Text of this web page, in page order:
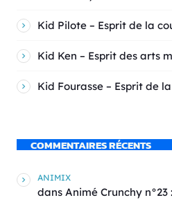
Kid Pilote – Esprit de la
Kid Ken – Esprit des arts
Kid Fourasse – Esprit de
COMMENTAIRES RÉCENTS
ANIMIX
dans Animé Crunchy n°23